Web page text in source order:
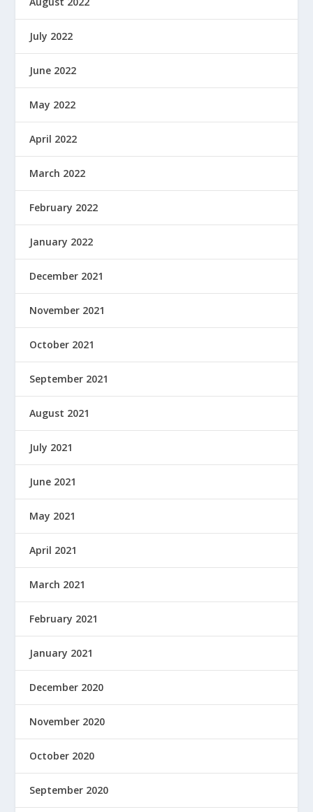
July 2022
June 2022
May 2022
April 2022
March 2022
February 2022
January 2022
December 2021
November 2021
October 2021
September 2021
August 2021
July 2021
June 2021
May 2021
April 2021
March 2021
February 2021
January 2021
December 2020
November 2020
October 2020
September 2020